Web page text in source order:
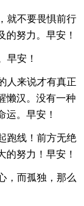
就不要畏惧前行
的努力。早安！
早安！
人来说才有真正
懒汉。没有一种
运。早安！
跑线！前方无绝
的努力！早安！
，而孤独，那么